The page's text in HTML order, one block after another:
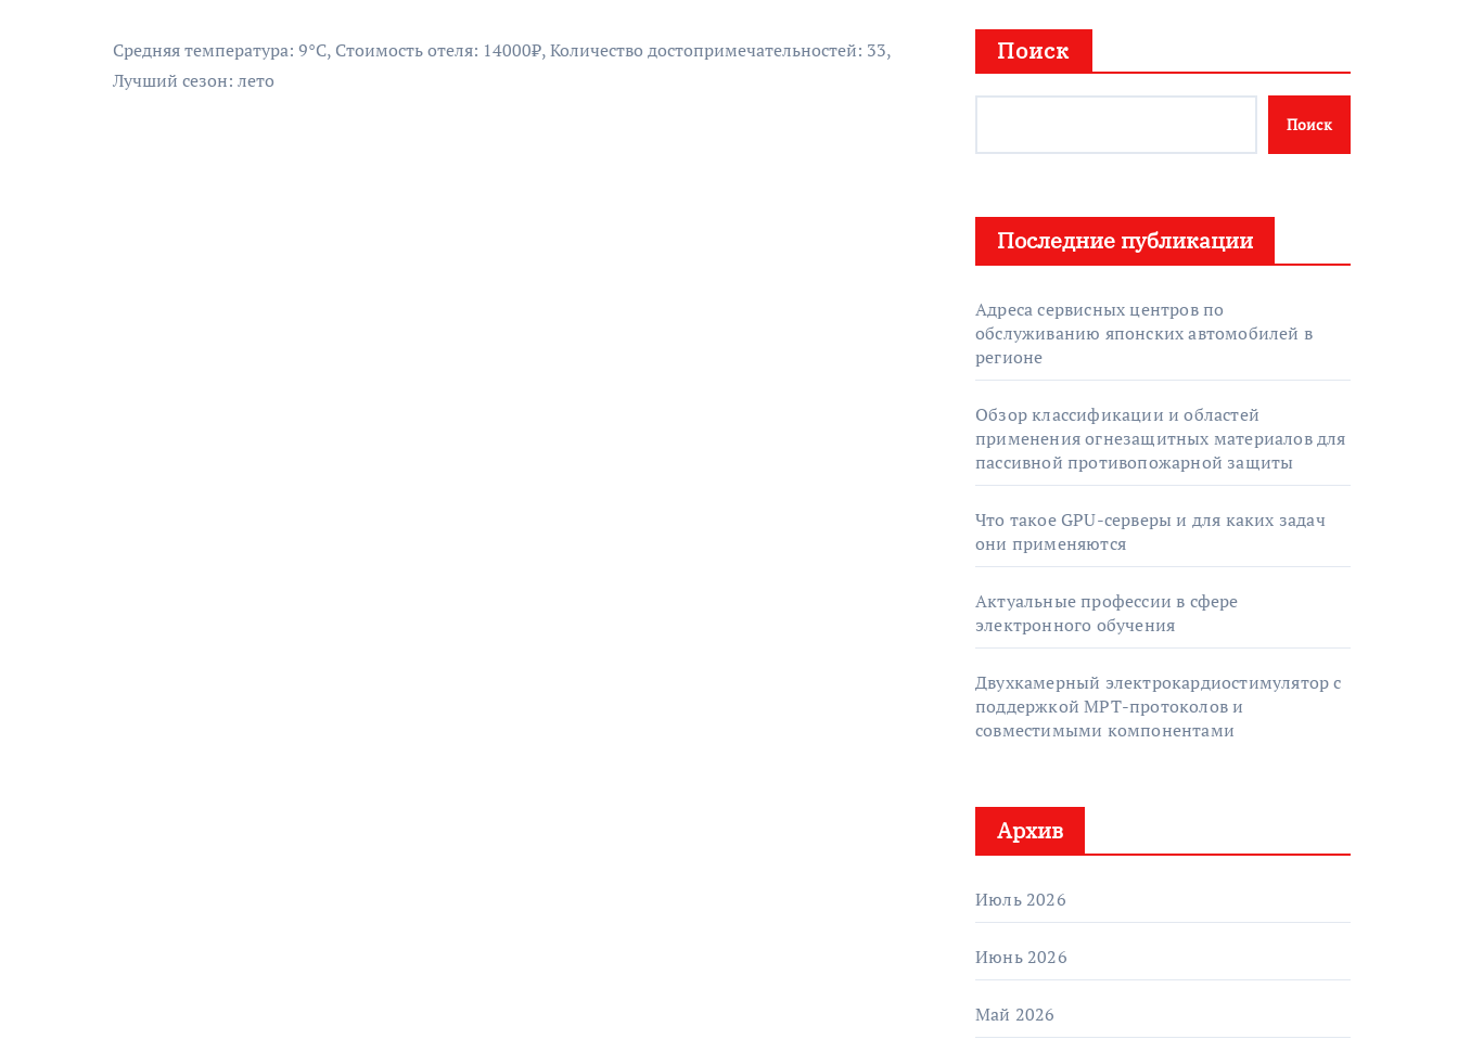
Средняя температура: 9°C, Стоимость отеля: 14000₽, Количество достопримечательностей: 33,
Лучший сезон: лето
Поиск
Поиск
Последние публикации
Адреса сервисных центров по
обслуживанию японских автомобилей в
регионе
Обзор классификации и областей
применения огнезащитных материалов для
пассивной противопожарной защиты
Что такое GPU-серверы и для каких задач
они применяются
Актуальные профессии в сфере
электронного обучения
Двухкамерный электрокардиостимулятор с
поддержкой МРТ-протоколов и
совместимыми компонентами
Архив
Июль 2026
Июнь 2026
Май 2026